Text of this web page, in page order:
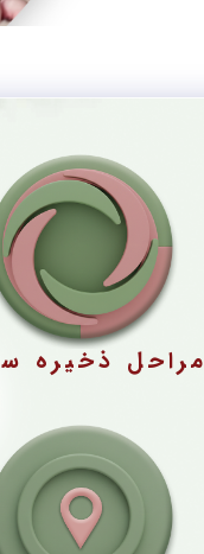
مراحل ذخیره